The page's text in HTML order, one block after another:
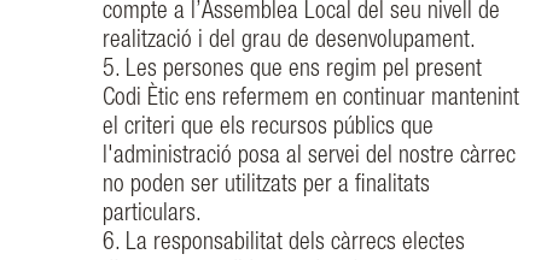
compte a l’Assemblea Local del seu nivell de
realització i del grau de desenvolupament.
5. Les persones que ens regim pel present
Codi Ètic ens refermem en continuar mantenint
el criteri que els recursos públics que
l'administració posa al servei del nostre càrrec
no poden ser utilitzats per a finalitats
particulars.
6. La responsabilitat dels càrrecs electes